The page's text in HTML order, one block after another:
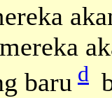
baru d